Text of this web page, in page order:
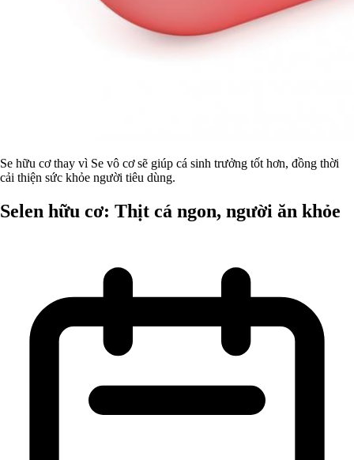
Se hữu cơ thay vì Se vô cơ sẽ giúp cá sinh trưởng tốt hơn, đồng thời
cải thiện sức khỏe người tiêu dùng.
Selen hữu cơ: Thịt cá ngon, người ăn khỏe